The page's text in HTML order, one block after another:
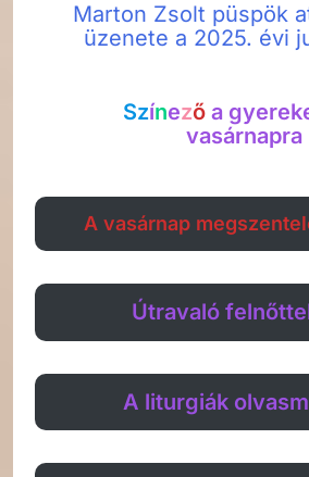
Marton Zsolt püspök
üzenete a 2025. évi
Színezőa
vasárnapra
A vasárnap
Útravaló
A liturgiák